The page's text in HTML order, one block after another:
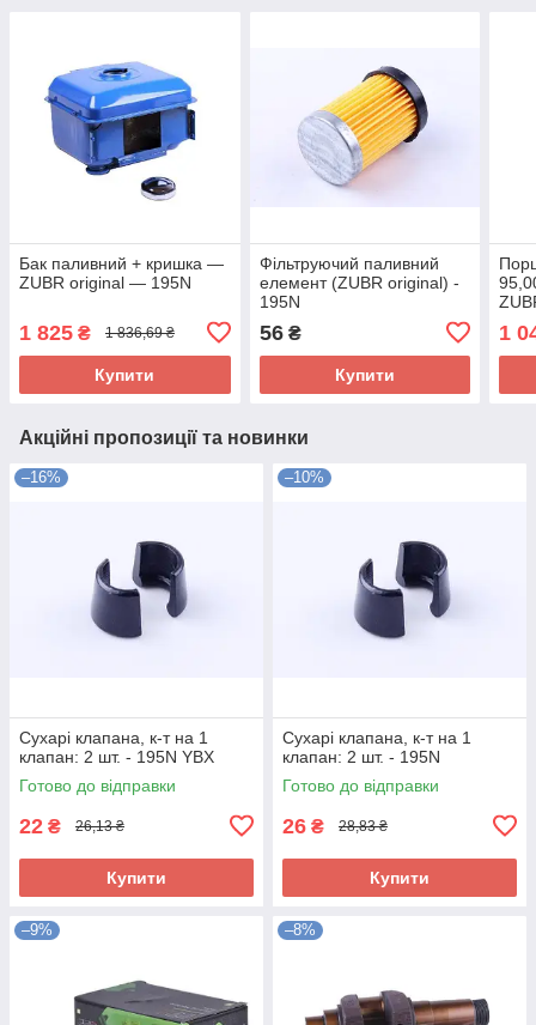
Бак паливний + кришка —
ZUBR original — 195N
1 825 ₴ 1 836,69 ₴
Купити
Фільтруючий паливний
елемент (ZUBR original) -
195N
56₴
Купити
1
Акційні пропозиції та новинки
–16%
Сухарі клапана, к-т на 1
клапан: 2 шт. - 195N YBX
Готово до відправки
22 ₴ 26,13 ₴
Купити
–10%
Сухарі клапана, к-т на 1
клапан: 2 шт. - 195N
Готово до відправки
26 ₴ 28,83 ₴
Купити
–9% –8%